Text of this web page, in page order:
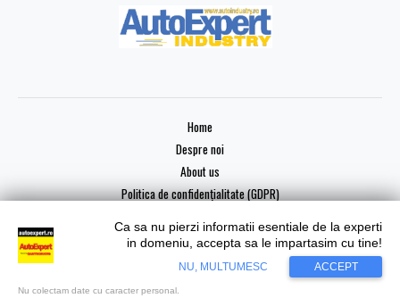
Home
Despre noi
About us
Politica de confidențialitate (GDPR)
Copyright © 2026 AutoExpert
Ca sa nu pierzi informatii esentiale de la experti
in domeniu, accepta sa le impartasim cu tine!
NU, MULTUMESC ACCEPT
Nu colectam date cu caracter personal.